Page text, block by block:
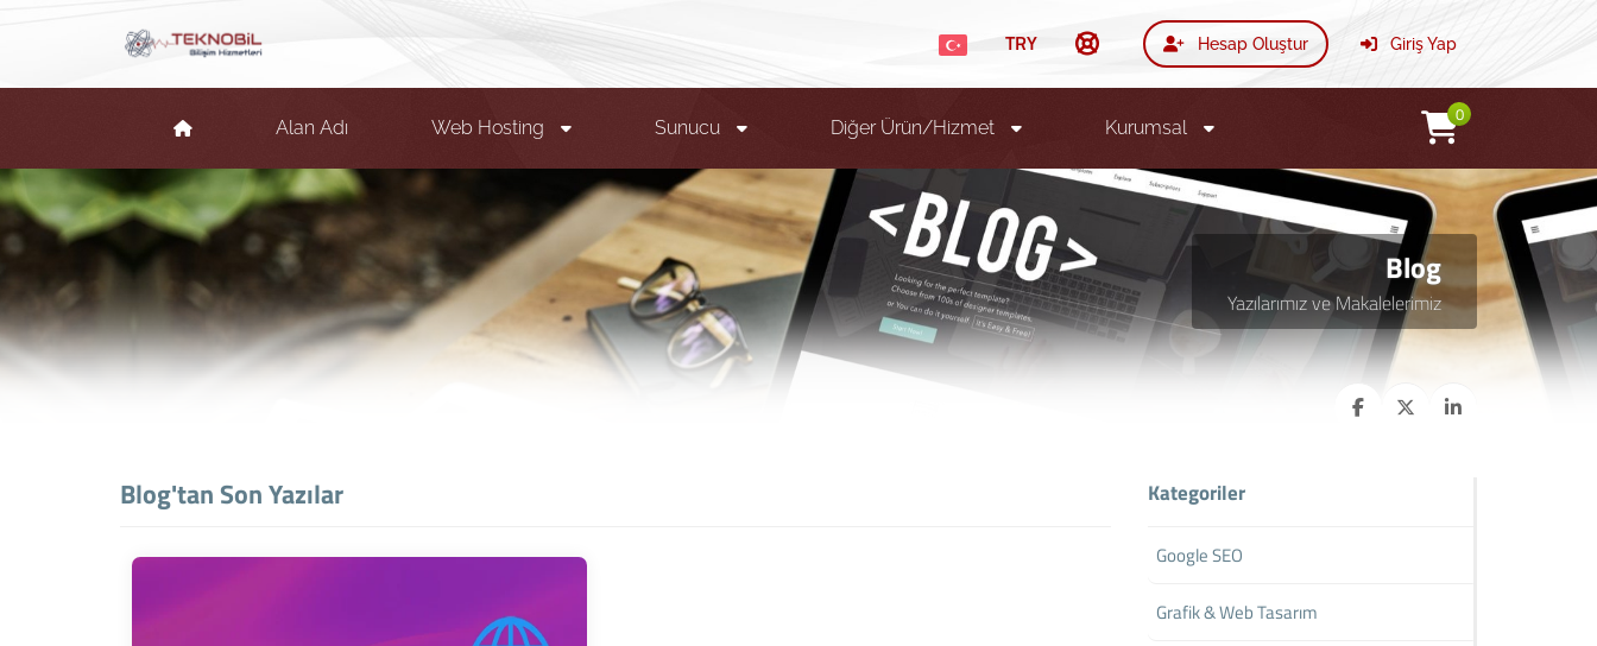
Giriş Yap
Hesap Oluştur
TRY
Alan Adı Web Hosting Sunucu Diğer Ürün/Hizmet Kurumsal
0
Blog
Yazılarımız ve Makalelerimiz
Blog'tan Son Yazılar Kategoriler
Google SEO
Grafik & Web Tasarım